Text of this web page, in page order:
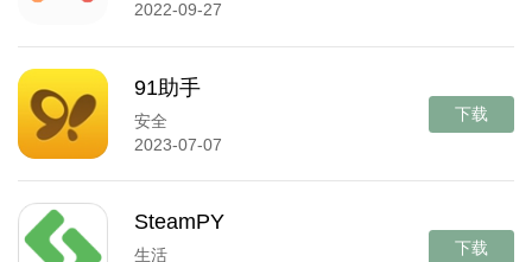
2022-09-27
91助手
安全
2023-07-07
下载
SteamPY
生活 下载